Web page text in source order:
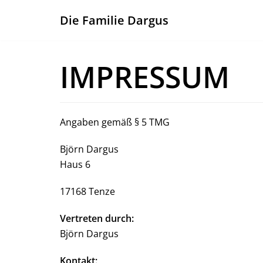
Die Familie Dargus
IMPRESSUM
Angaben gemäß § 5 TMG
Björn Dargus
Haus 6
17168 Tenze
Vertreten durch:
Björn Dargus